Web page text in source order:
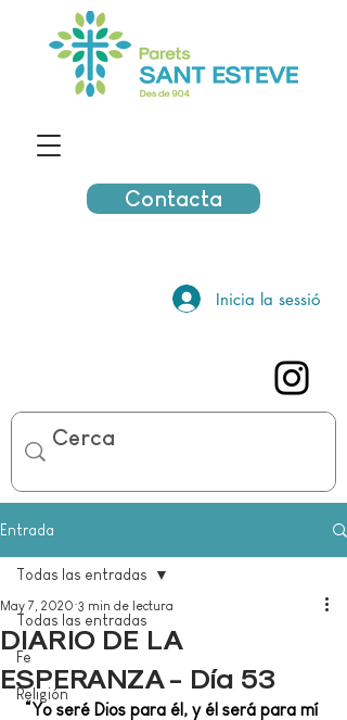
Inicia la sessió
Contacta
Entrada
Todas las entradas
Fe
Religión
Todas las entradas
DIARIO DE LA
ESPERANZA - Día 53
May 7, 2020 3 min de lectura
“Yo seré Dios para él, y él será para mí